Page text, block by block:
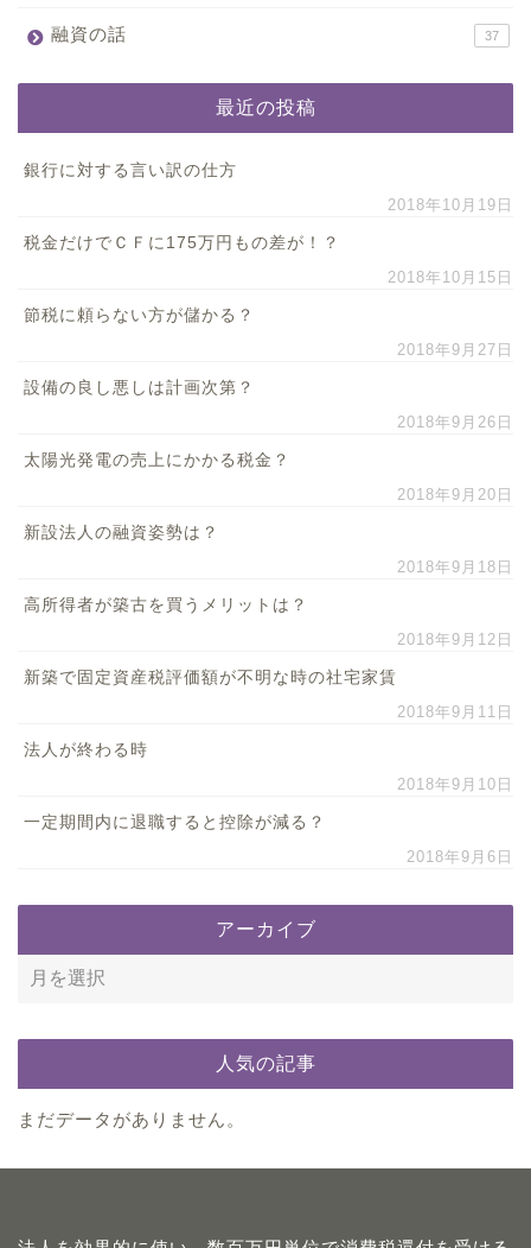
融資の話 37
最近の投稿
銀行に対する言い訳の仕方
2018年10月19日
税金だけでＣＦに175万円もの差が！？
2018年10月15日
節税に頼らない方が儲かる？
2018年9月27日
設備の良し悪しは計画次第？
2018年9月26日
太陽光発電の売上にかかる税金？
2018年9月20日
新設法人の融資姿勢は？
2018年9月18日
高所得者が築古を買うメリットは？
2018年9月12日
新築で固定資産税評価額が不明な時の社宅家賃
2018年9月11日
法人が終わる時
2018年9月10日
一定期間内に退職すると控除が減る？
2018年9月6日
アーカイブ
人気の記事
まだデータがありません。